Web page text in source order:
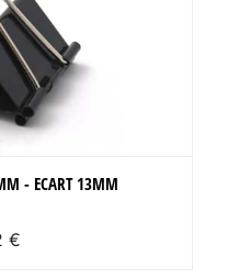
- ECART 13MM
€